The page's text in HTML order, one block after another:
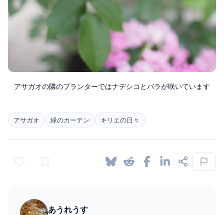
アサガオの隣のプランターではナデシコとバラが咲いています
アサガオ 緑のカーテン キリエの日々
あうれうす